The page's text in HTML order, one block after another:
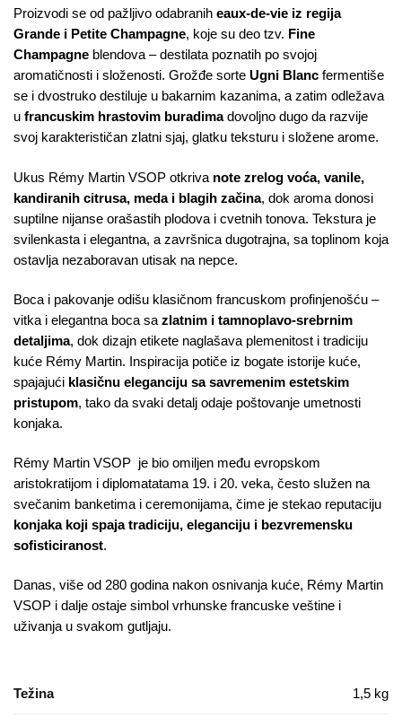
Proizvodi se od pažljivo odabranih eaux-de-vie iz regija
Grande i Petite Champagne, koje su deo tzv. Fine
Champagne blendova – destilata poznatih po svojoj
aromatičnosti i složenosti. Grožđe sorte Ugni Blanc fermentiše
se i dvostruko destiluje u bakarnim kazanima, a zatim odležava
u francuskim hrastovim buradimadovoljno dugo da razvije
svoj karakterističan zlatni sjaj, glatku teksturu i složene arome.
Ukus Rémy Martin VSOP otkriva note zrelog voća, vanile,
kandiranih citrusa, meda i blagih začina, dok aroma donosi
suptilne nijanse orašastih plodova i cvetnih tonova. Tekstura je
svilenkasta i elegantna, a završnica dugotrajna, sa toplinom koja
ostavlja nezaboravan utisak na nepce.
Boca i pakovanje odišu klasičnom francuskom profinjenošću –
vitka i elegantna boca sa zlatnim i tamnoplavo-srebrnim
detaljima, dok dizajn etikete naglašava plemenitost i tradiciju
kuće Rémy Martin. Inspiracija potiče iz bogate istorije kuće,
spajajući klasičnu eleganciju sa savremenim estetskim
pristupom, tako da svaki detalj odaje poštovanje umetnosti
konjaka.
Rémy Martin VSOP je bio omiljen među evropskom
aristokratijom i diplomatatama 19. i 20. veka, često služen na
svečanim banketima i ceremonijama, čime je stekao reputaciju
konjaka koji spaja tradiciju, eleganciju i bezvremensku
sofisticiranost.
Danas, više od 280 godina nakon osnivanja kuće, Rémy Martin
VSOP i dalje ostaje simbol vrhunske francuske veštine i
uživanja u svakom gutljaju.
Težina 1,5 kg